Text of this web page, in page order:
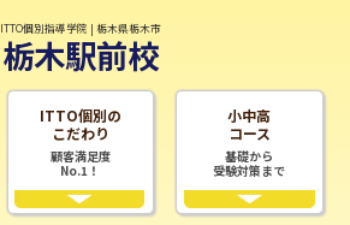
ITTO個別指導学院 | 栃木県栃木市
栃木駅前校
ITTO個別の
こだわり
顧客満足度
No.1！
小中高
コース
基礎から
受験対策まで